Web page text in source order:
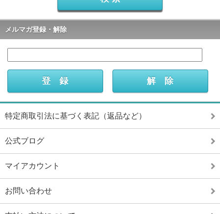
メルマガ登録・解除
特定商取引法に基づく表記（返品など）
公式ブログ
マイアカウント
お問い合わせ